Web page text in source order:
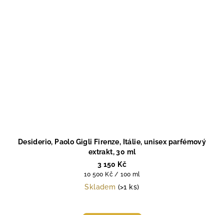
Desiderio, Paolo Gigli Firenze, Itálie, unisex parfémový
extrakt, 30 ml
3 150 Kč
Měrná
cena:
10 500 Kč / 100 ml
Skladem (>1 ks)
hodnocení